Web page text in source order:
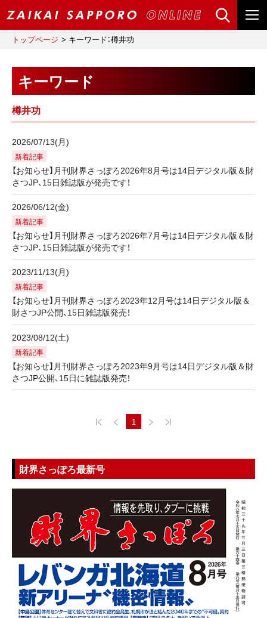
トップページ キーワード：樽井功
キーワード
樽井功
2026/07/13(月)
新着記事
【お知らせ】月刊財界さっぽろ2026年8月号は14日デジタル版＆財
さつJP、15日雑誌版が発売です！
2026/06/12(金)
新着記事
【お知らせ】月刊財界さっぽろ2026年7月号は14日デジタル版＆財
さつJP、15日雑誌版が発売です！
2023/11/13(月)
新着記事
【お知らせ】月刊財界さっぽろ2023年12月号は14日デジタル版＆
財さつJP公開、15日雑誌版発売！
2023/08/12(土)
新着記事
【お知らせ】月刊財界さっぽろ2023年9月号は14日デジタル版＆財
さつJP公開、15日に雑誌版発売！
1
財界さっぽろ最新号